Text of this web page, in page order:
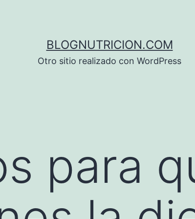
BLOGNUTRICION.COM
Otro sitio realizado con WordPress
para